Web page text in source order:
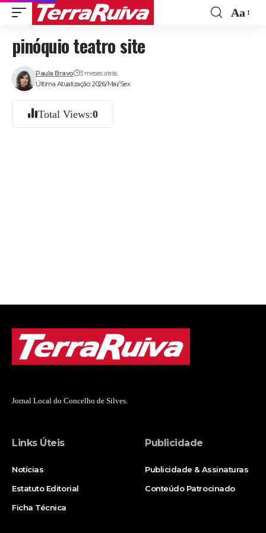
Aa
pinóquio teatro site
Última Atualização: 2026/Mai/Sex
Paula Bravo 3 meses atrás
Total Views:0
Jornal Local do Concelho de Silves.
Links Úteis
Notícias
Estatuto Editorial
Ficha Técnica
Publicidade
Publicidade & Assinaturas
Conteúdo Patrocinado